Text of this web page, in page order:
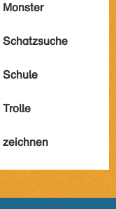
Monster
Schatzsuche
Schule
Trolle
zeichnen